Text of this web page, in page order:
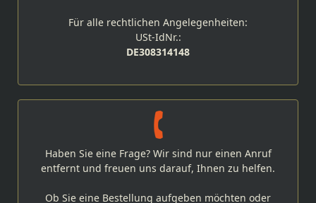
Für alle rechtlichen Angelegenheiten:
USt-IdNr.:
DE308314148
Haben Sie eine Frage? Wir sind nur einen Anruf
entfernt und freuen uns darauf, Ihnen zu helfen.
Ob Sie eine Bestellung aufgeben möchten oder